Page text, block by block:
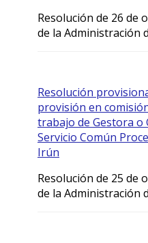
Resolución de 26 de
de la Administración
Resolución
provisión en
trabajo de Gestora o
Servicio Común
Irún
Resolución de 25 de
de la Administración